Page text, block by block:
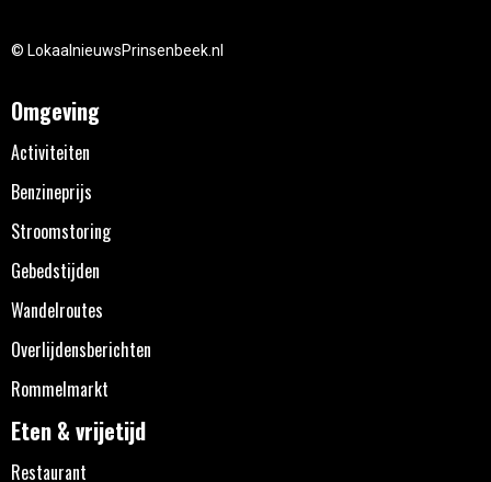
© LokaalnieuwsPrinsenbeek.nl
Omgeving
Activiteiten
Benzineprijs
Stroomstoring
Gebedstijden
Wandelroutes
Overlijdensberichten
Rommelmarkt
Eten & vrijetijd
Restaurant